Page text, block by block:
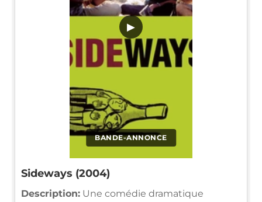
BANDE-ANNONCE
▶
Sideways (2004)
Description: Une comédie dramatique